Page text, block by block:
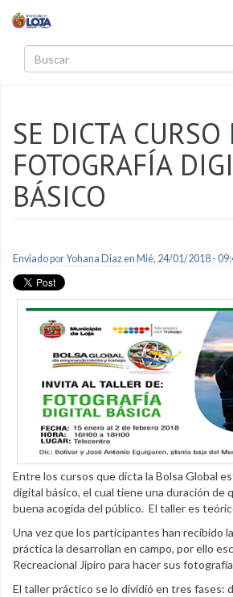
SE DICTA CURSO
FOTOGRAFÍA
BÁSICO
Enviado porYohana Diazen Mié, 24/01/2018 -
Entre los cursos que dicta la Bolsa Global
digital básico, el cual tiene una duración de
buena acogida del público. El taller es
Una vez que los participantes han recibido
práctica la desarrollan en campo, por ello
Recreacional Jipiro para hacer sus
El taller práctico se lo dividió en tres fases: